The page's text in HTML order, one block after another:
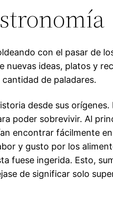
con el pasar de
ideas, platos y
de paladares.
desde sus
poder sobrevivir. Al
encontrar fácilmente
y gusto por los
fuese ingerida. Esto,
de significar solo